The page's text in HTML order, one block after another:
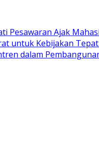
Pesawaran Ajak
untuk Kebijakan
dalam